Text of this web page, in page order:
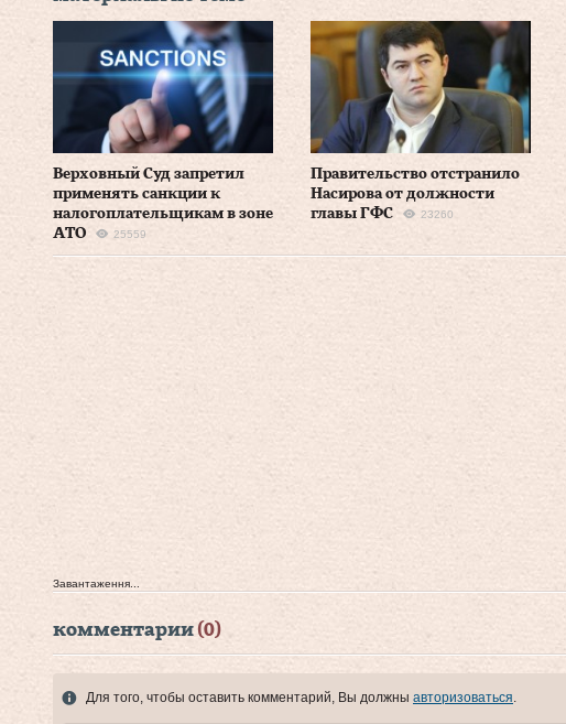
Верховный Суд запретил
применять санкции к
налогоплательщикам в зоне
АТО
25559
Правительство отстранило
Насирова от должности
главы ГФС
23260
Завантаження...
комментарии (0)
Для того, чтобы оставить комментарий, Вы должны авторизоваться.